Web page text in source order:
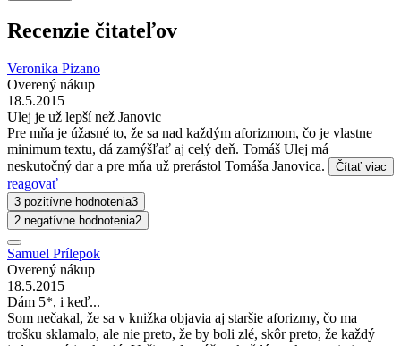
Recenzie čitateľov
Veronika Pizano
Overený nákup
18.5.2015
Ulej je už lepší než Janovic
Pre mňa je úžasné to, že sa nad každým aforizmom, čo je vlastne
minimum textu, dá zamýšľať aj celý deň. Tomáš Ulej má
neskutočný dar a pre mňa už prerástol Tomáša Janovica.
Čítať viac
reagovať
3 pozitívne hodnotenia3
2 negatívne hodnotenia2
Samuel Prílepok
Overený nákup
18.5.2015
Dám 5*, i keď...
Som nečakal, že sa v knižka objavia aj staršie aforizmy, čo ma
trošku sklamalo, ale nie preto, že by boli zlé, skôr preto, že každý